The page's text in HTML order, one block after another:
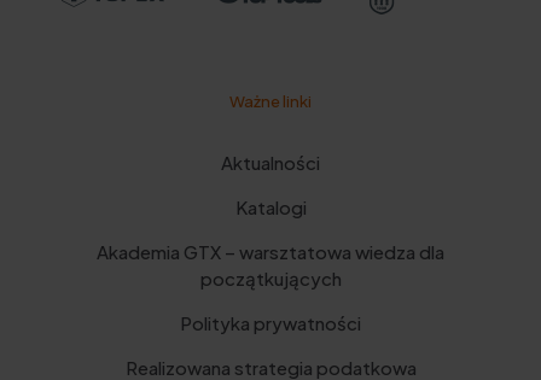
Ważne linki
Aktualności
Katalogi
Akademia GTX – warsztatowa wiedza dla
początkujących
Polityka prywatności
Realizowana strategia podatkowa